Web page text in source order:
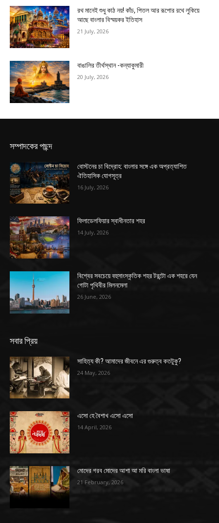
রথ মানেই শুধু কাঠ নয়! কাঁচ, পিতল আর রূপোর রথে লুকিয়ে
আছে বাংলার বিস্ময়কর ইতিহাস
21 July, 2026
বাঙালির তীর্থস্থান -কন্যাকুমারী
20 July, 2026
সম্পাদকের পছন্দ
বোস্টনের চা বিদ্রোহ: বাংলার সঙ্গে এক অপ্রত্যাশিত
ঐতিহাসিক যোগসূত্র
16 July, 2026
ফিলাডেলফিয়ার স্বাধীনতার শহর
14 July, 2026
বিশ্বের সবচেয়ে বহুসাংস্কৃতিক শহর টরন্টো এক শহরে যেন
গোটা পৃথিবীর মিলনমেলা
26 June, 2026
সবার প্রিয়
সাহিত্য কী? আমাদের জীবনে এর গুরুত্ব কতটুকু?
24 May, 2026
এসো হে বৈশাখ এসো এসো
14 April, 2026
মোদের গরব মোদের আশা আ মরি বাংলা ভাষা
21 February, 2026